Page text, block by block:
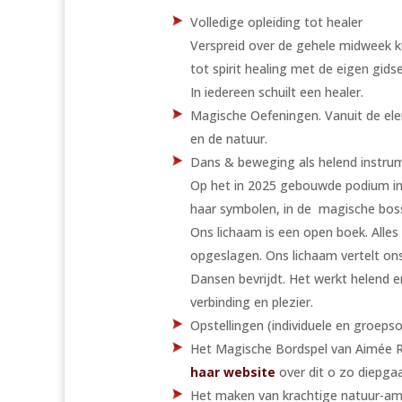
Volledige opleiding tot healer
Verspreid over de gehele midweek
tot spirit healing met de eigen
In iedereen schuilt een healer.
Magische Oefeningen. Vanuit de
en de natuur.
Dans & beweging als helend
Op het in 2025 gebouwde podium
haar symbolen, in de magische
Ons lichaam is een open boek.
opgeslagen. Ons lichaam vertelt
Dansen bevrijdt. Het werkt helend
verbinding en plezier.
Opstellingen (individuele en
Het Magische Bordspel van Aimée
haar website over dit o zo
Het maken van krachtige natuur-